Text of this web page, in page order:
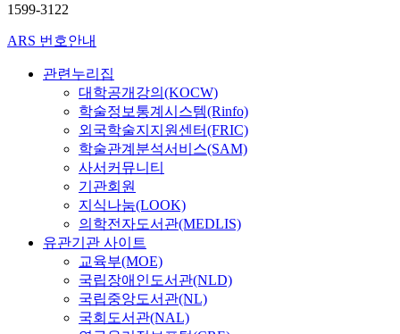
1599-3122
ARS 번호안내
관련누리집
대학공개강의(KOCW)
학술정보통계시스템(Rinfo)
외국학술지지원센터(FRIC)
학술관계분석서비스(SAM)
사서커뮤니티
기관회원
지식나눔(LOOK)
의학전자도서관(MEDLIS)
유관기관 사이트
교육부(MOE)
국립장애인도서관(NLD)
국립중앙도서관(NL)
국회도서관(NAL)